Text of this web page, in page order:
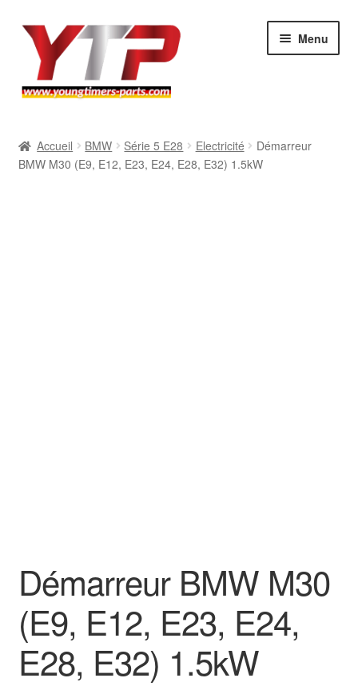
Aller
navigation
Aller
contenu
Menu
BMW
Accueil BMW Série 5 E28 Electricité
Démarreur
BMW M30 (E9, E12, E23, E24, E28, E32) 1.5kW
Démarreur BMW M30
(E9, E12, E23, E24,
E28, E32) 1.5kW